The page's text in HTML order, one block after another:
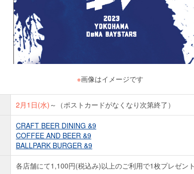
※画像はイメージです
2月1日(水) ～（ポストカードがなくなり次第終了）
CRAFT BEER DINING &9
COFFEE AND BEER &9
BALLPARK BURGER &9
各店舗にて1,100円(税込み)以上のご利用で1枚プレゼント